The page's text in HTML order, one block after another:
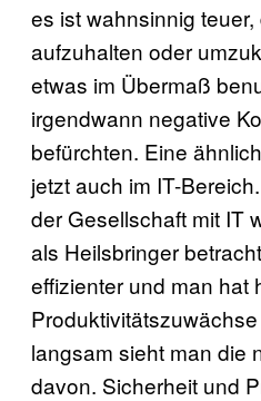
es ist wahnsinnig
aufzuhalten oder
etwas im Übermaß
irgendwann negative
befürchten. Eine
jetzt auch im IT-
der Gesellschaft mit IT
als Heilsbringer
effizienter und man hat
langsam sieht man die
davon. Sicherheit und